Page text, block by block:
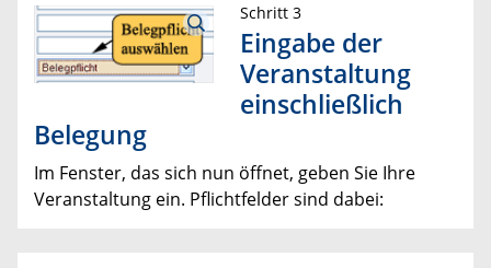
Schritt 3
Eingabe der
Veranstaltung
einschließlich
Belegung
Im Fenster, das sich nun öffnet, geben Sie Ihre
Veranstaltung ein. Pflichtfelder sind dabei: